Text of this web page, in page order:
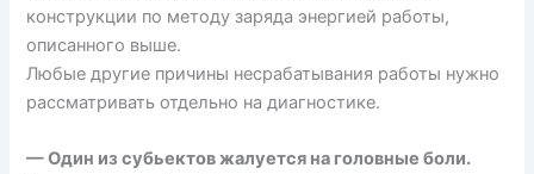
конструкции по методу заряда энергией работы,
описанного выше.
Любые другие причины несрабатывания работы нужно
рассматривать отдельно на диагностике.
— Один из субьектов жалуется на головные боли.